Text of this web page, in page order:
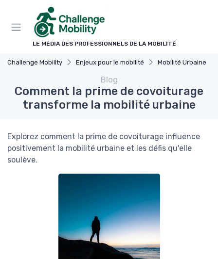
LE MÉDIA DES PROFESSIONNELS DE LA MOBILITÉ
Challenge Mobility Enjeux pour le mobilité Mobilité Urbaine
Blog
Comment la prime de covoiturage
transforme la mobilité urbaine
Explorez comment la prime de covoiturage influence
positivement la mobilité urbaine et les défis qu'elle
soulève.
Panneau de gestion des cookies